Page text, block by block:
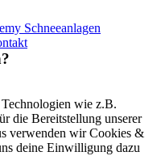
Schneeanlagen
wie z.B.
die Bereitstellung unserer
verwenden wir Cookies &
deine Einwilligung dazu